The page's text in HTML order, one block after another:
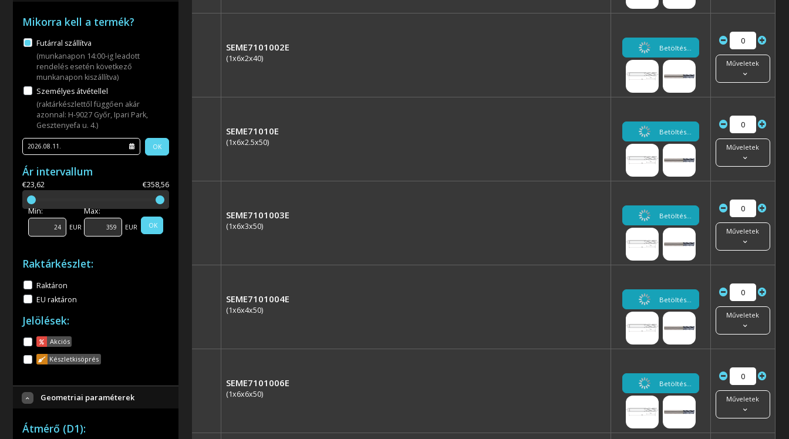
Mikorra kell a termék?
Futárral szállítva
(munkanapon 14:00-ig leadott
rendelés esetén következő
munkanapon kiszállítva)
Személyes átvétellel
(raktárkészlettől függően akár
azonnal: H-9027 Győr, Ipari Park,
Gesztenyefa u. 4.)
OK
Ár intervallum
€23,62 €358,56
Min:
EUR
Max:
EUR OK
Raktárkészlet:
Raktáron
EU raktáron
Jelölések:
Akciós
Készletkisöprés
Geometriai paraméterek
Átmérő (D1):
SEME7101002E
(1x6x2x40)
Betöltés...
Műveletek
SEME71010E
(1x6x2.5x50)
Betöltés...
Műveletek
SEME7101003E
(1x6x3x50)
Betöltés...
Műveletek
SEME7101004E
(1x6x4x50)
Betöltés...
Műveletek
SEME7101006E
(1x6x6x50)
Betöltés...
Műveletek